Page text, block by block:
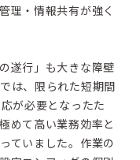
理・情報共有が強く
遂行」も大きな障壁
は、限られた短期間
が必要となったた
めて高い業務効率と
ていました。作業の